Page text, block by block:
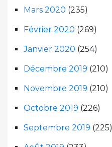
Mars 2020 (235)
Février 2020 (269)
Janvier 2020 (254)
Décembre 2019 (210)
Novembre 2019 (210)
Octobre 2019 (226)
Septembre 2019 (225)